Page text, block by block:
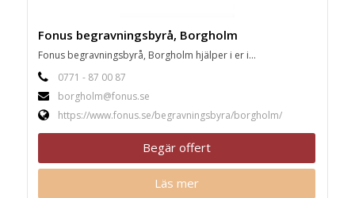
Fonus begravningsbyrå, Borgholm
Fonus begravningsbyrå, Borgholm hjälper i er i...
0771 - 87 00 87
borgholm@fonus.se
https://www.fonus.se/begravningsbyra/borgholm/
Begär offert
Läs mer